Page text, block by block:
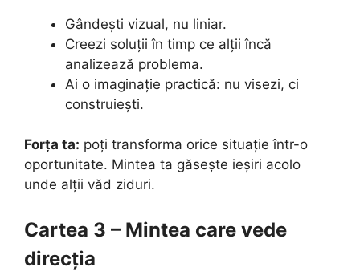
Gândești vizual, nu liniar.
Creezi soluții în timp ce alții încă
analizează problema.
Ai o imaginație practică: nu visezi, ci
construiești.
Forța ta: poți transforma orice situație într-o
oportunitate. Mintea ta găsește ieșiri acolo
unde alții văd ziduri.
Cartea 3 – Mintea care vede
direcția